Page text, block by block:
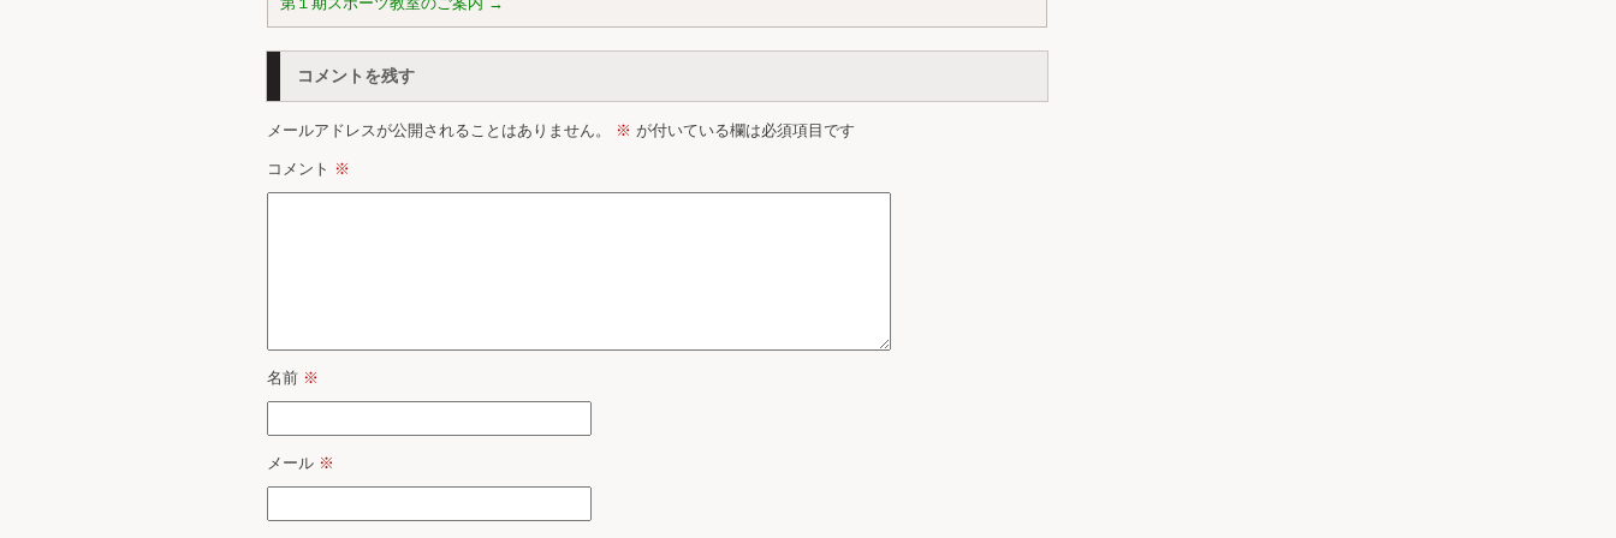
コメントを残す
メールアドレスが公開されることはありません。 ※ が付いている欄は必須項目です
コメント ※
名前 ※
メール ※